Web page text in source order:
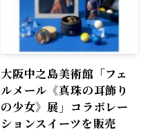
大阪中之島美術館「フェ
ルメール《真珠の耳飾り
の少女》展」コラボレー
ションスイーツを販売